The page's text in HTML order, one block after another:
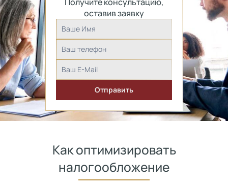
оставив заявку
Как оптимизировать
налогообложение